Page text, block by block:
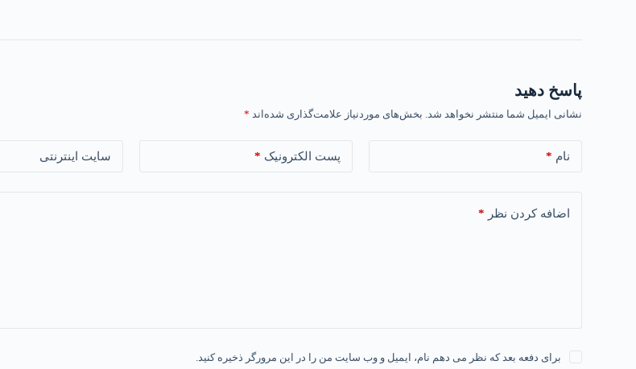
پاسخ دهید
نشانی ایمیل شما منتشر نخواهد شد. بخش‌های موردنیاز علامت‌گذاری شده‌اند *
نام * پست الکترونیک * سایت اینترنتی
اضافه کردن نظر *
برای دفعه بعد که نظر می دهم نام، ایمیل و وب سایت من را در این مرورگر ذخیره کنید.